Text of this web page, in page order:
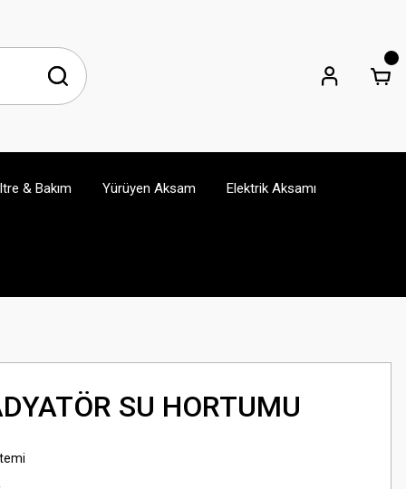
& Bakım Yürüyen Aksam Elektrik Aksamı
SU HORTUMU